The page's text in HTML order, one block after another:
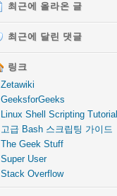
최근에 올라온 글
최근에 올라온 글
최근에 달린 댓글
최근에 달린 댓글
링크
링크
Zetawiki
GeeksforGeeks
Linux Shell Scripting Tutorial
고급 Bash 스크립팅 가이드
The Geek Stuff
Super User
Stack Overflow